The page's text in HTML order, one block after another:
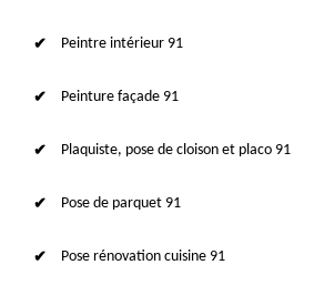
Peintre intérieur 91
Peinture façade 91
Plaquiste, pose de cloison et placo 91
Pose de parquet 91
Pose rénovation cuisine 91